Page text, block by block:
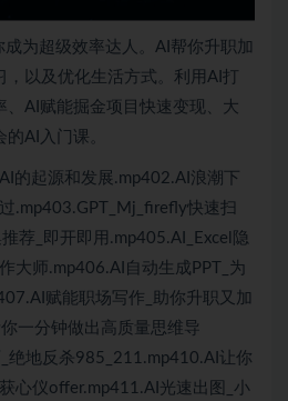
为超级效率达人。AI帮你升职加
以及优化生活方式。利用AI打
、AI赋能掘金项目快速变现、大
AI入门课。
的起源和发展.mp402.AI浪潮下
.mp403.GPT_Mj_firefly快速扫
荐_即开即用.mp405.AI_Excel隐
大师.mp406.AI自动生成PPT_为
赋能职场写作_助你升职又加
一分钟做出高质量思维导
绝地反杀985_211.mp410.AI让你
心仪offer.mp411.AI光速出图_小